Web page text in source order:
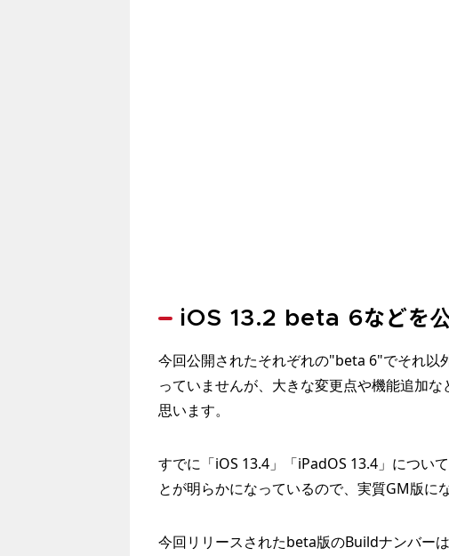
iOS 13.2 beta 6などを
今回公開されたそれぞれの"beta 6"でそれ以
っていませんが、大きな変更点や機能追加
思います。
すでに「iOS 13.4」「iPadOS 13.4」につい
とが明らかになっているので、実質GM版に
今回リリースされたbeta版のBuildナンバー